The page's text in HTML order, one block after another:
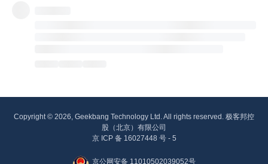
Copyright © 2026, Geekbang Technology Ltd. All rights reserved. 极客邦控
股（北京）有限公司
京 ICP 备 16027448 号 - 5
京公网安备 11010502039052号